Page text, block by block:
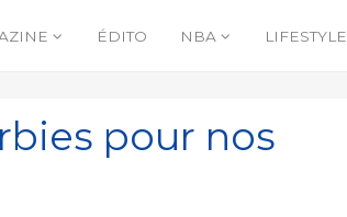
ÉDITO NBA LIFESTYLE
pour nos